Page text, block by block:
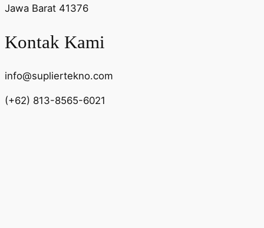
Jawa Barat 41376
Kontak Kami
info@supliertekno.com
(+62) 813-8565-6021